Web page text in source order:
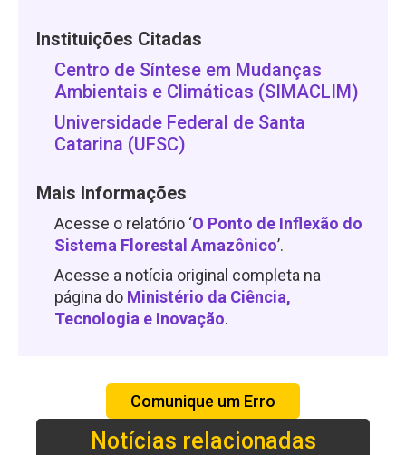
Instituições Citadas
Centro de Síntese em Mudanças
Ambientais e Climáticas (SIMACLIM)
Universidade Federal de Santa
Catarina (UFSC)
Mais Informações
Acesse o relatório ‘O Ponto de Inflexão do
Sistema Florestal Amazônico’.
Acesse a notícia original completa na
página do Ministério da Ciência,
Tecnologia e Inovação.
Comunique um Erro
Notícias relacionadas